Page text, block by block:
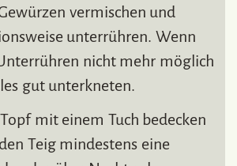
vermischen und
unterrühren. Wenn
nicht mehr möglich
gut unterkneten.
mit einem Tuch bedecken
Teig mindestens eine